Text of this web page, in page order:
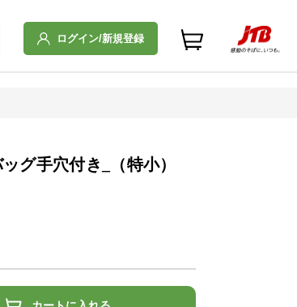
ログイン/新規登録
グ手穴付き_（特小）